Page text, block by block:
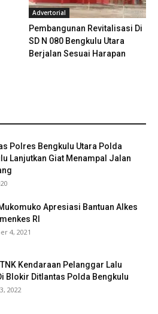
Advertorial
Pembangunan Revitalisasi Di
SD N 080 Bengkulu Utara
Berjalan Sesuai Harapan
Polres Bengkulu Utara Polda
Lanjutkan Giat Menampal Jalan
Apresiasi Bantuan Alkes
RI
4, 2021
Kendaraan Pelanggar Lalu
Blokir Ditlantas Polda Bengkulu
2022